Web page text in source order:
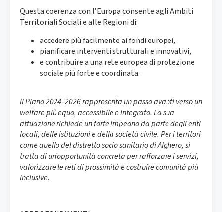
Questa coerenza con l’Europa consente agli Ambiti
Territoriali Sociali e alle Regioni di:
accedere più facilmente ai fondi europei,
pianificare interventi strutturali e innovativi,
e contribuire a una rete europea di protezione
sociale più forte e coordinata.
Il Piano 2024–2026 rappresenta un passo avanti verso un
welfare più equo, accessibile e integrato. La sua
attuazione richiede un forte impegno da parte degli enti
locali, delle istituzioni e della società civile. Per i territori
come quello del distretto socio sanitario di Alghero, si
tratta di un’opportunità concreta per rafforzare i servizi,
valorizzare le reti di prossimità e costruire comunità più
inclusive.